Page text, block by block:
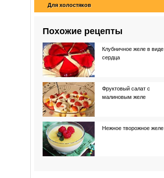
Для холостяков
Похожие рецепты
Клубничное желе в виде
сердца
Фруктовый салат с
малиновым желе
Нежное творожное желе